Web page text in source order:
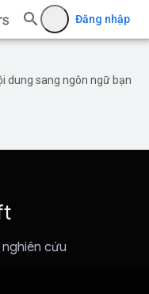
Đăng nhập
dung sang ngôn ngữ bạn
cứu